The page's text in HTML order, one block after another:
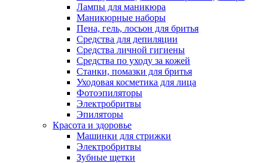
Лампы для маникюра
Маникюрные наборы
Пена, гель, лосьон для бритья
Средства для депиляции
Средства личной гигиены
Средства по уходу за кожей
Станки, помазки для бритья
Уходовая косметика для лица
Фотоэпиляторы
Электробритвы
Эпиляторы
Красота и здоровье
Машинки для стрижки
Электробритвы
Зубные щетки